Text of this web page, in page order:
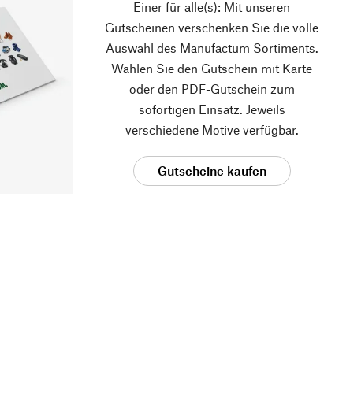
Einer für alle(s): Mit unseren
Gutscheinen verschenken Sie die volle
Auswahl des Manufactum Sortiments.
Wählen Sie den Gutschein mit Karte
oder den PDF-Gutschein zum
sofortigen Einsatz. Jeweils
verschiedene Motive verfügbar.
Gutscheine kaufen